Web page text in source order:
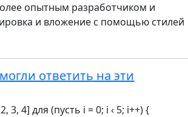
опытным разработчиком и
и вложение с помощью стилей
ответить на эти
3, 4] для (пусть i = 0; i ‹ 5; i++) {